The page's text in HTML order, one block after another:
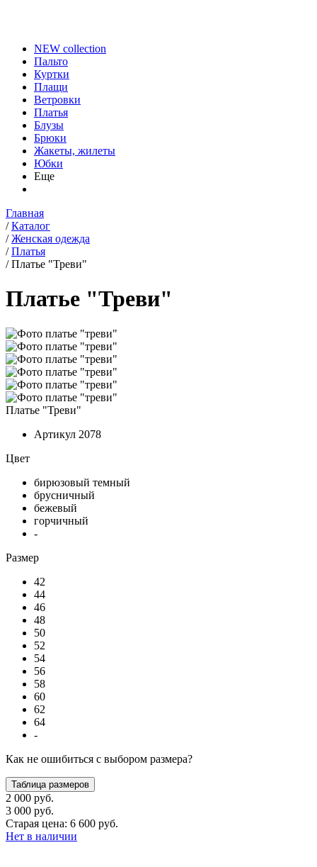
NEW collection
Пальто
Куртки
Плащи
Ветровки
Платья
Блузы
Брюки
Жакеты, жилеты
Юбки
Еще
Главная
/ Каталог
/ Женская одежда
/ Платья
/ Платье "Треви"
Платье "Треви"
Платье "Треви"
Артикул 2078
Цвет
бирюзовый темный
брусничный
бежевый
горчичный
-
Размер
42
44
46
48
50
52
54
56
58
60
62
64
-
Как не ошибиться с выбором размера?
Таблица размеров
2 000 руб.
3 000 руб.
Старая цена: 6 600 руб.
Нет в наличии